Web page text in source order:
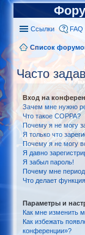
Ссылки FAQ
Список
Часто
Вход на
Зачем мне нужно
Что такое COPPA?
Почему я не могу
Я только что
Почему я не могу
Я давно
Я забыл пароль!
Почему мне
Что делает
Параметры и
Как мне изменить
Как избежать
конференции»?